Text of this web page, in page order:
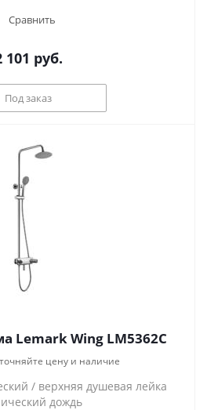
Сравнить
101 руб.
Под заказ
Lemark Wing LM5362C
цену и наличие
/ верхняя душевая лейка
дождь